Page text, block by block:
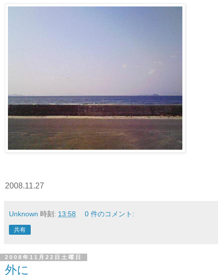
2008.11.27
Unknown 時刻: 13:58 0 件のコメント:
共有
2008年11月22日土曜日
外に